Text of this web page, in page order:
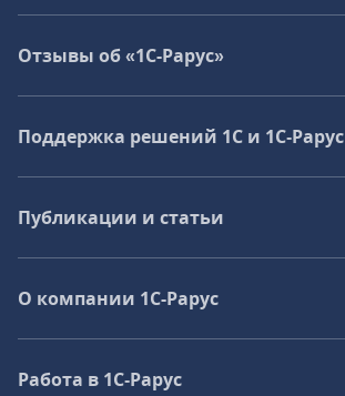
Отзывы об «1С-Рарус»
Поддержка решений 1С и 1С‑Рарус
Публикации и статьи
О компании 1C-Рарус
Работа в 1С‑Рарус